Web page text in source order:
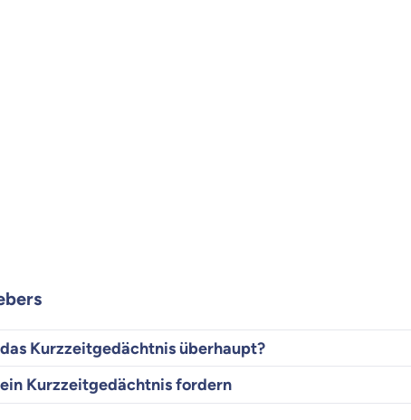
Kurzzeitgedächtnis überhaupt?
Kurzzeitgedächtnis fordern